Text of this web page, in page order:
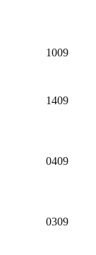
1009
1409
0409
0309